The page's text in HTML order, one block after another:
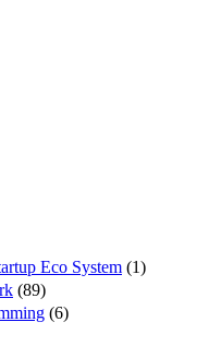
Eco System (1)
(89)
(6)